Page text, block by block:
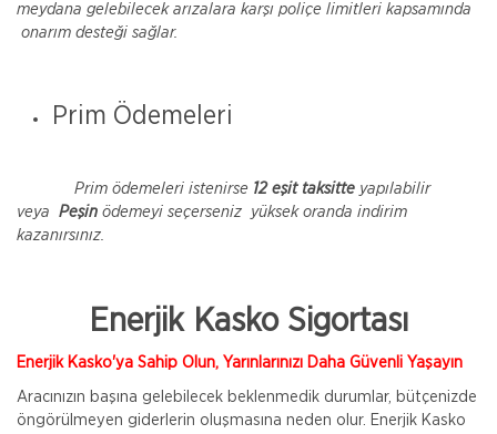
meydana gelebilecek arızalara karşı poliçe limitleri kapsamında
onarım desteği sağlar.
Prim Ödemeleri
Prim ödemeleri istenirse 12 eşit taksitte yapılabilir
veya Peşin ödemeyi seçerseniz yüksek oranda indirim
kazanırsınız.
Enerjik Kasko Sigortası
Enerjik Kasko'ya Sahip Olun, Yarınlarınızı Daha Güvenli Yaşayın
Aracınızın başına gelebilecek beklenmedik durumlar, bütçenizde
öngörülmeyen giderlerin oluşmasına neden olur. Enerjik Kasko